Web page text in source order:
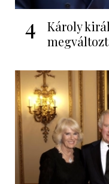
4
Károly